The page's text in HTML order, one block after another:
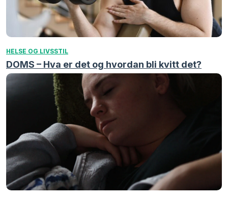
HELSE OG LIVSSTIL
DOMS – Hva er det og hvordan bli kvitt det?